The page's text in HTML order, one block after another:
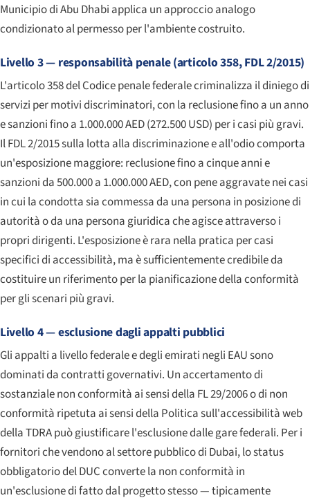
Municipio di Abu Dhabi applica un approccio analogo
condizionato al permesso per l'ambiente costruito.
Livello 3 — responsabilità penale (articolo 358, FDL 2/2015)
L'articolo 358 del Codice penale federale criminalizza il diniego di
servizi per motivi discriminatori, con la reclusione fino a un anno
e sanzioni fino a 1.000.000 AED (272.500 USD) per i casi più gravi.
Il FDL 2/2015 sulla lotta alla discriminazione e all'odio comporta
un'esposizione maggiore: reclusione fino a cinque anni e
sanzioni da 500.000 a 1.000.000 AED, con pene aggravate nei casi
in cui la condotta sia commessa da una persona in posizione di
autorità o da una persona giuridica che agisce attraverso i
propri dirigenti. L'esposizione è rara nella pratica per casi
specifici di accessibilità, ma è sufficientemente credibile da
costituire un riferimento per la pianificazione della conformità
per gli scenari più gravi.
Livello 4 — esclusione dagli appalti pubblici
Gli appalti a livello federale e degli emirati negli EAU sono
dominati da contratti governativi. Un accertamento di
sostanziale non conformità ai sensi della FL 29/2006 o di non
conformità ripetuta ai sensi della Politica sull'accessibilità web
della TDRA può giustificare l'esclusione dalle gare federali. Per i
fornitori che vendono al settore pubblico di Dubai, lo status
obbligatorio del DUC converte la non conformità in
un'esclusione di fatto dal progetto stesso — tipicamente